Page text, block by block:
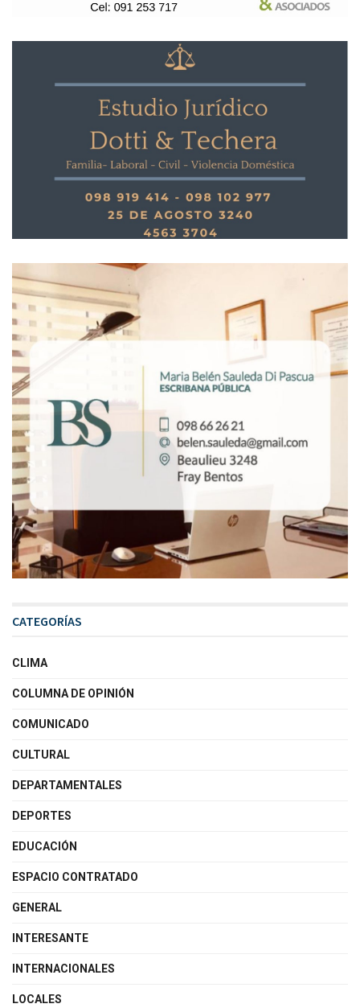
CATEGORÍAS
CLIMA
COLUMNA DE OPINIÓN
COMUNICADO
CULTURAL
DEPARTAMENTALES
DEPORTES
EDUCACIÓN
ESPACIO CONTRATADO
GENERAL
INTERESANTE
INTERNACIONALES
LOCALES